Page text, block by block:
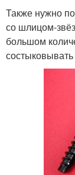
Также нужно
со шлицом-
большом